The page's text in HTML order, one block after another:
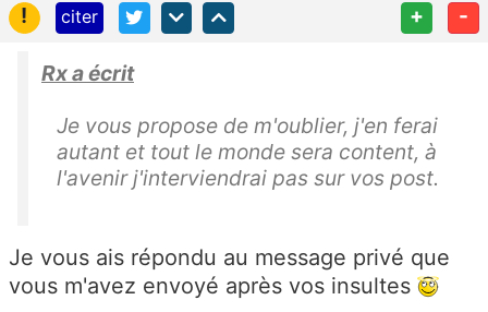
!
citer + -
Rx a écrit
Je vous propose de m'oublier, j'en ferai
autant et tout le monde sera content, à
l'avenir j'interviendrai pas sur vos post.
Je vous ais répondu au message privé que
vous m'avez envoyé après vos insultes